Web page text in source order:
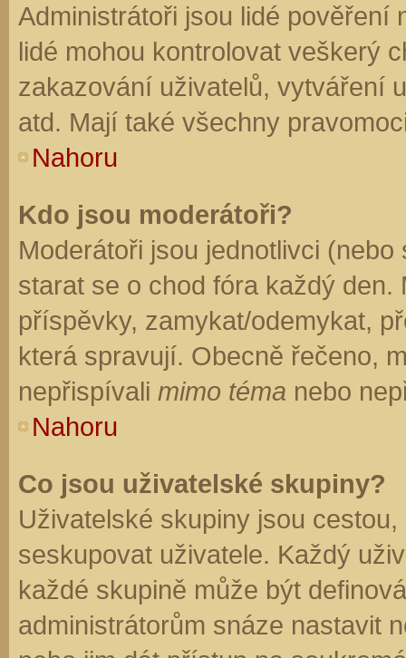
Administrátoři jsou lidé pověření
lidé mohou kontrolovat veškerý
zakazování uživatelů, vytváření
atd. Mají také všechny
Nahoru
Kdo jsou moderátoři?
Moderátoři jsou jednotlivci
starat se o chod fóra každý
příspěvky, zamykat/odemykat,
která spravují. Obecně řečeno,
nepřispívali mimo téma nebo
Nahoru
Co jsou uživatelské skupiny?
Uživatelské skupiny jsou
seskupovat uživatele. Každý
každé skupině může být
administrátorům snáze nastavit